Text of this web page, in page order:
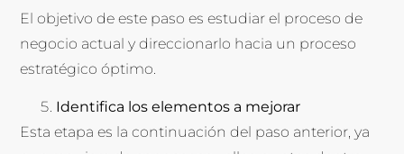
El objetivo de este paso es estudiar el proceso de
negocio actual y direccionarlo hacia un proceso
estratégico óptimo.
Identifica los elementos a mejorar
Esta etapa es la continuación del paso anterior, ya